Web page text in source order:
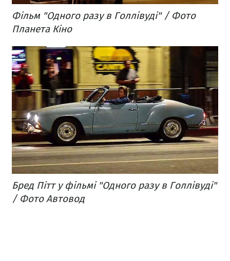
Фільм "Одного разу в Голлівуді" / Фото
Планета Кіно
Бред Пітт у фільмі "Одного разу в Голлівуді"
/ Фото Автовод